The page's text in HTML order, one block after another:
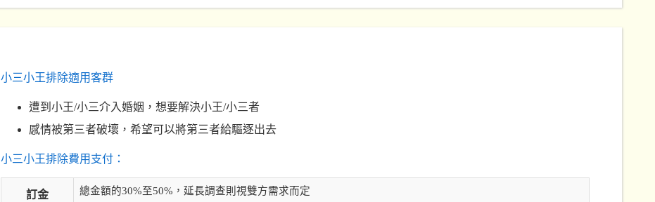
小三小王排除適用客群
遭到小王/小三介入婚姻，想要解決小王/小三者
感情被第三者破壞，希望可以將第三者給驅逐出去
小三小王排除費用支付：
訂金 總金額的30%至50%，延長調查則視雙方需求而定